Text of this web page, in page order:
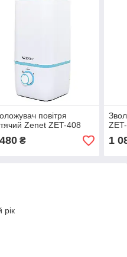
повітря
Zenet ZET-408
₴ 1
рік